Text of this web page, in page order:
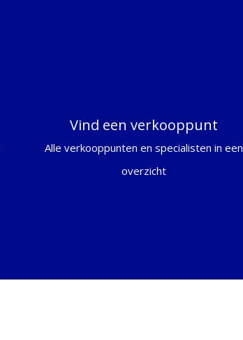
Vind een verkooppunt
Alle verkooppunten en specialisten in een
overzicht